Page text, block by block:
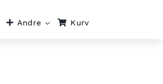
Andre Kurv